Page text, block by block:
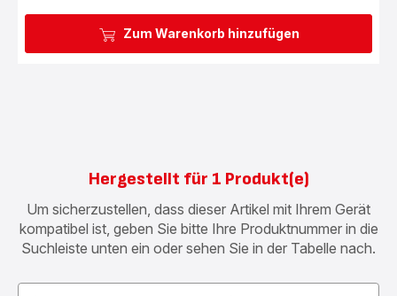
Zum Warenkorb hinzufügen
Hergestellt für 1 Produkt(e)
Um sicherzustellen, dass dieser Artikel mit Ihrem Gerät
kompatibel ist, geben Sie bitte Ihre Produktnummer in die
Suchleiste unten ein oder sehen Sie in der Tabelle nach.